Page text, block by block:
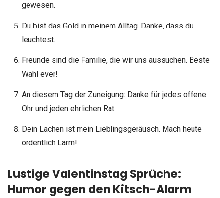
gewesen.
Du bist das Gold in meinem Alltag. Danke, dass du
leuchtest.
Freunde sind die Familie, die wir uns aussuchen. Beste
Wahl ever!
An diesem Tag der Zuneigung: Danke für jedes offene
Ohr und jeden ehrlichen Rat.
Dein Lachen ist mein Lieblingsgeräusch. Mach heute
ordentlich Lärm!
Lustige Valentinstag Sprüche:
Humor gegen den Kitsch-Alarm